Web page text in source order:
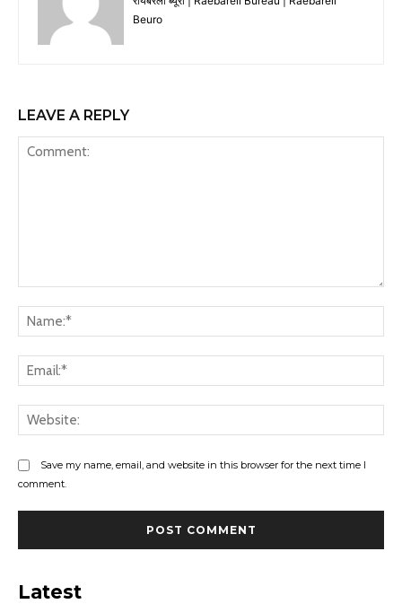
Beuro
LEAVE A REPLY
Save my name, email, and website in this browser for the next time I
comment.
Latest